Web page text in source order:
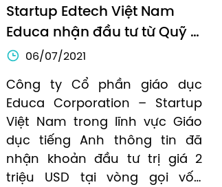
Startup Edtech Việt Nam
Educa nhận đầu tư từ Quỹ
đầu tư Singapore Redefine
Capital Fund
06/07/2021
Công ty Cổ phần giáo dục
Educa Corporation – Startup
Việt Nam trong lĩnh vực Giáo
dục tiếng Anh thông tin đã
nhận khoản đầu tư trị giá 2
triệu USD tại vòng gọi vốn